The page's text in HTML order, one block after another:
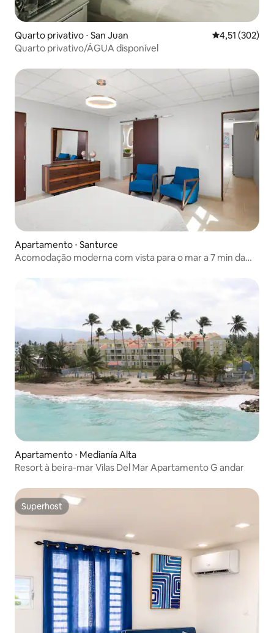
Quarto privativo ⋅ San Juan 4,51 de uma
4,51 (302)
Quarto privativo/ÁGUA disponível
Apartamento ⋅ Santurce
Acomodação moderna com vista para o mar a 7 min da
Apartamento ⋅ Medianía Alta
Resort à beira-mar Vilas Del Mar Apartamento G andar
Superhost
Superhost